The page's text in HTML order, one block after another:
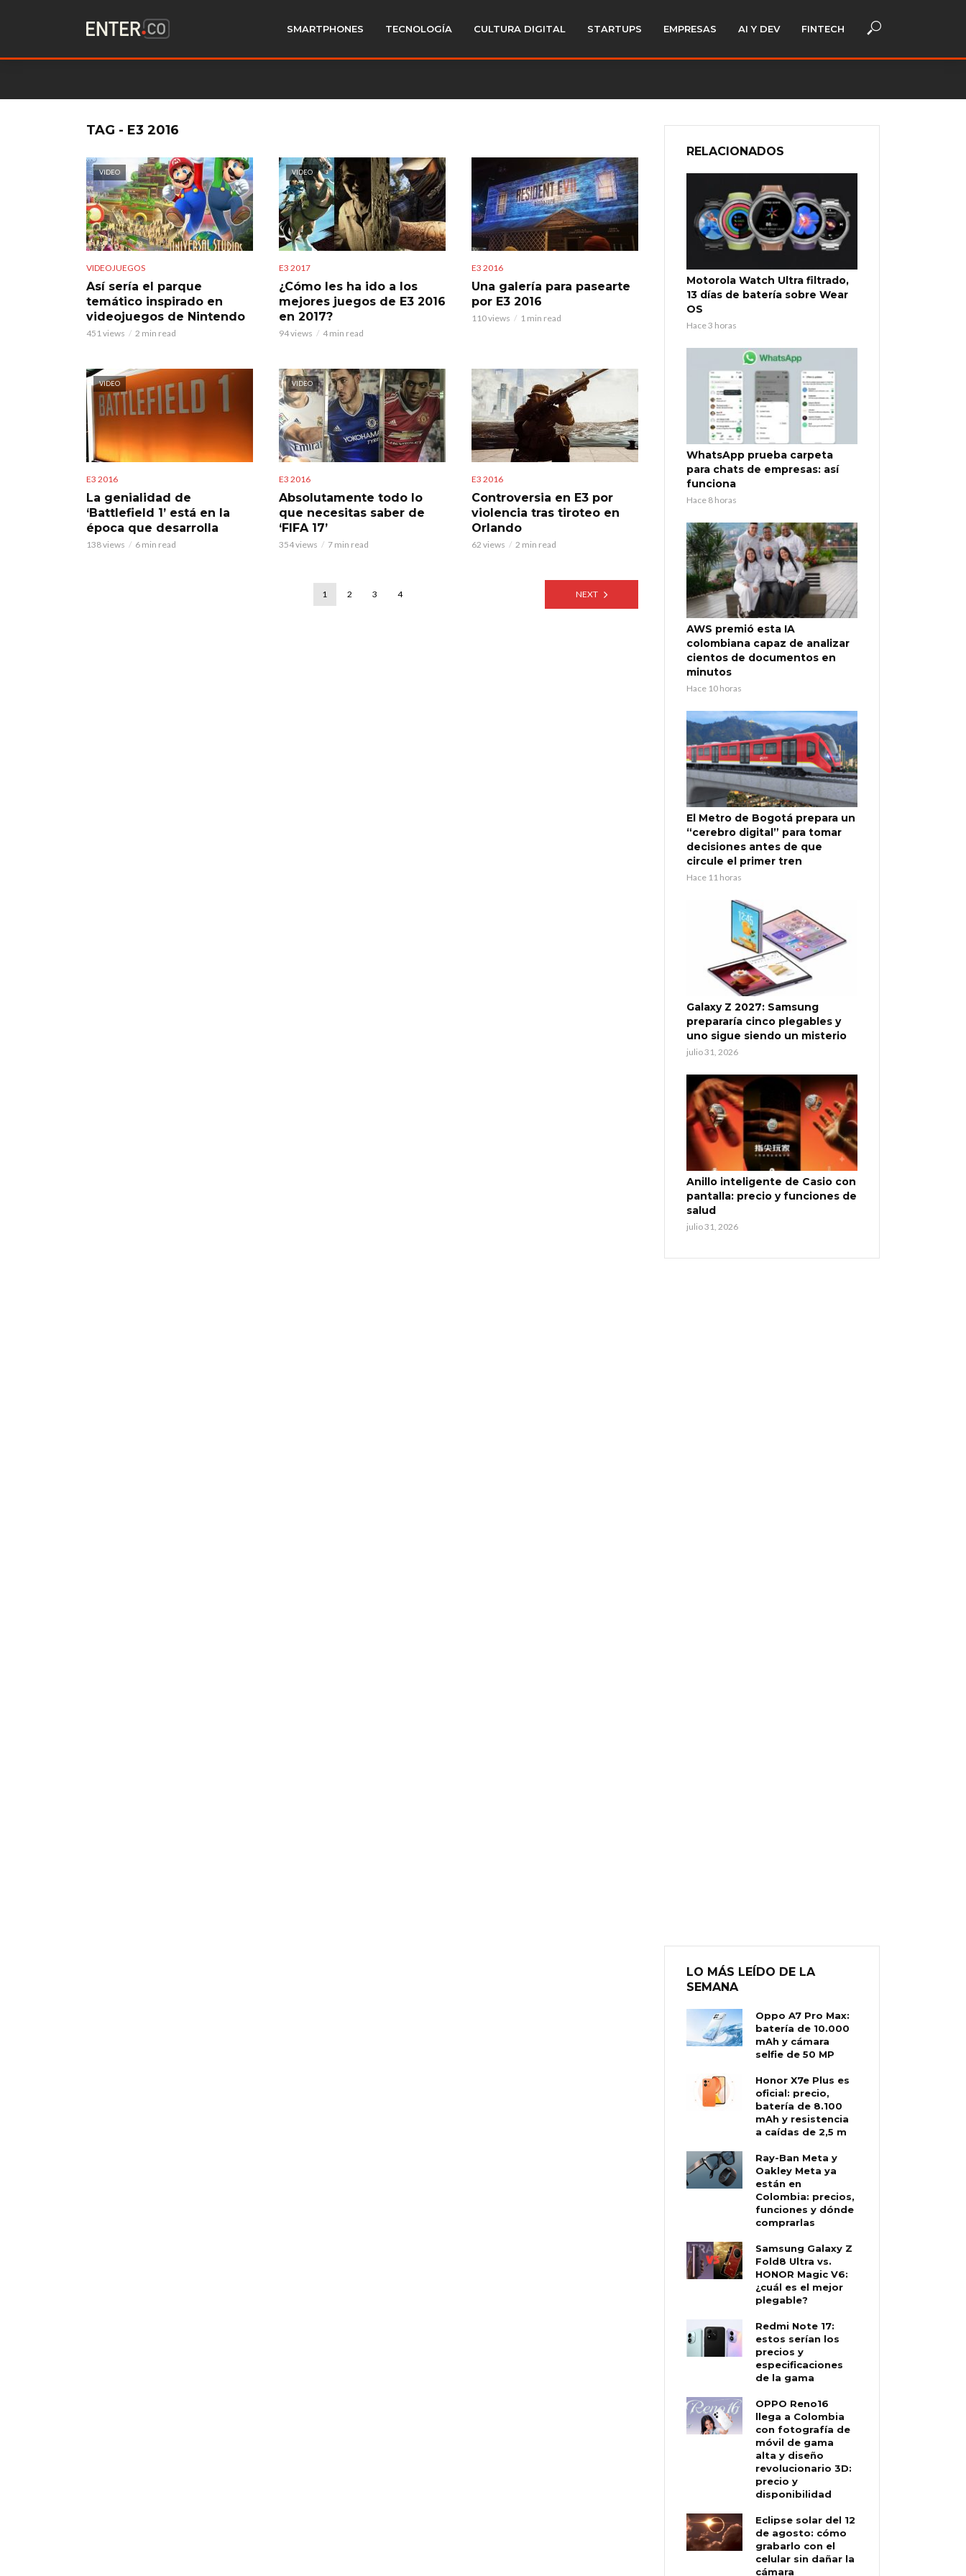
SMARTPHONES TECNOLOGÍA CULTURA DIGITAL STARTUPS EMPRESAS AI Y DEV FINTECH
TAG - E3 2016
VIDEO
VIDEOJUEGOS
Así sería el parque
temático inspirado en
videojuegos de Nintendo
451 views 2 min read
VIDEO
E3 2017
¿Cómo les ha ido a los
mejores juegos de E3 2016
en 2017?
94 views 4 min read
E3 2016
Una galería para pasearte
por E3 2016
110 views 1 min read
VIDEO
E3 2016
La genialidad de
‘Battlefield 1’ está en la
época que desarrolla
138 views 6 min read
VIDEO
E3 2016
Absolutamente todo lo
que necesitas saber de
‘FIFA 17’
354 views 7 min read
E3 2016
Controversia en E3 por
violencia tras tiroteo en
Orlando
62 views 2 min read
1 2 3 4 NEXT
RELACIONADOS
Motorola Watch Ultra filtrado,
13 días de batería sobre Wear
OS
Hace 3 horas
WhatsApp prueba carpeta
para chats de empresas: así
funciona
Hace 8 horas
AWS premió esta IA
colombiana capaz de analizar
cientos de documentos en
minutos
Hace 10 horas
El Metro de Bogotá prepara un
“cerebro digital” para tomar
decisiones antes de que
circule el primer tren
Hace 11 horas
Galaxy Z 2027: Samsung
prepararía cinco plegables y
uno sigue siendo un misterio
julio 31, 2026
Anillo inteligente de Casio con
pantalla: precio y funciones de
salud
julio 31, 2026
LO MÁS LEÍDO DE LA
SEMANA
Oppo A7 Pro Max:
batería de 10.000
mAh y cámara
selfie de 50 MP
Honor X7e Plus es
oficial: precio,
batería de 8.100
mAh y resistencia
a caídas de 2,5 m
Ray-Ban Meta y
Oakley Meta ya
están en
Colombia: precios,
funciones y dónde
comprarlas
Samsung Galaxy Z
Fold8 Ultra vs.
HONOR Magic V6:
¿cuál es el mejor
plegable?
Redmi Note 17:
estos serían los
precios y
especificaciones
de la gama
OPPO Reno16
llega a Colombia
con fotografía de
móvil de gama
alta y diseño
revolucionario 3D:
precio y
disponibilidad
Eclipse solar del 12
de agosto: cómo
grabarlo con el
celular sin dañar la
cámara